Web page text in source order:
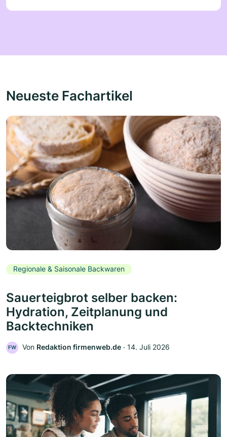
Neueste Fachartikel
Regionale & Saisonale Backwaren
Sauerteigbrot selber backen:
Hydration, Zeitplanung und
Backtechniken
FW Von Redaktion firmenweb.de ‧ 14. Juli 2026